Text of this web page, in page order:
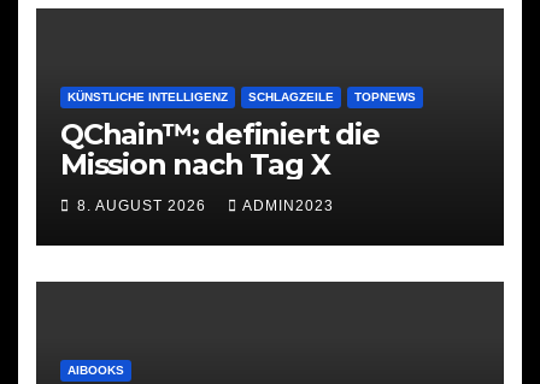
KÜNSTLICHE INTELLIGENZ SCHLAGZEILE TOPNEWS
QChain™: definiert die
Mission nach Tag X
8. AUGUST 2026 ADMIN2023
AIBOOKS